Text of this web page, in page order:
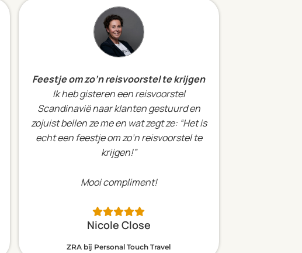
Feestje om zo’n reisvoorstel te krijgen
Ik heb gisteren een reisvoorstel
Scandinavië naar klanten gestuurd en
zojuist bellen ze me en wat zegt ze: “Het is
echt een feestje om zo’n reisvoorstel te
krijgen!”
Mooi compliment!
Nicole Close
ZRA bij Personal Touch Travel